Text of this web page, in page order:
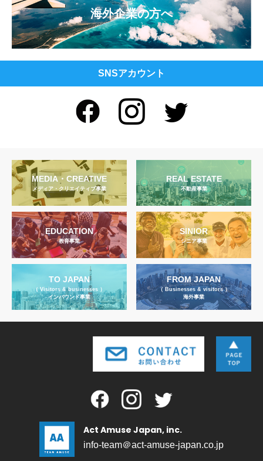
海外企業の方へ
SNSアカウント
MEDIA・CREATIVE
メディア・クリエイティブ事業
REAL ESTATE
不動産事業
EDUCATION
教育事業
SINIOR
シニア事業
TO JAPAN
（ Visitors & businesses ）
インバウンド事業
FROM JAPAN
（ Businesses & visitors ）
海外事業
Act Amuse Japan, inc.
info-team＠act-amuse-japan.co.jp